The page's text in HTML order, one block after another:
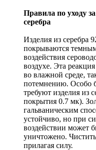
Правила по уходу
серебра
Изделия из серебра
покрываются темным
воздействия
воздухе. Эта
во влажной среде,
потемнению. Особо
требуют изделия из
покрытия 0.7 мк).
гальваническим
устойчиво, но при
воздействии может
уничтожено.
прилагая силу.